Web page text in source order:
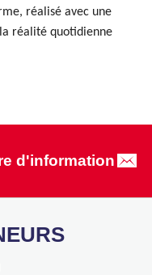
réalisé avec une
réalité quotidienne
d'information